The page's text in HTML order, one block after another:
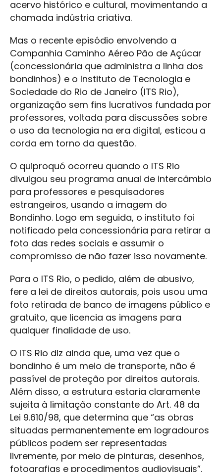
acervo histórico e cultural, movimentando a
chamada indústria criativa.
Mas o recente episódio envolvendo a
Companhia Caminho Aéreo Pão de Açúcar
(concessionária que administra a linha dos
bondinhos) e o Instituto de Tecnologia e
Sociedade do Rio de Janeiro (ITS Rio),
organização sem fins lucrativos fundada por
professores, voltada para discussões sobre
o uso da tecnologia na era digital, esticou a
corda em torno da questão.
O quiproquó ocorreu quando o ITS Rio
divulgou seu programa anual de intercâmbio
para professores e pesquisadores
estrangeiros, usando a imagem do
Bondinho. Logo em seguida, o instituto foi
notificado pela concessionária para retirar a
foto das redes sociais e assumir o
compromisso de não fazer isso novamente.
Para o ITS Rio, o pedido, além de abusivo,
fere a lei de direitos autorais, pois usou uma
foto retirada de banco de imagens público e
gratuito, que licencia as imagens para
qualquer finalidade de uso.
O ITS Rio diz ainda que, uma vez que o
bondinho é um meio de transporte, não é
passível de proteção por direitos autorais.
Além disso, a estrutura estaria claramente
sujeita à limitação constante do Art. 48 da
Lei 9.610/98, que determina que “as obras
situadas permanentemente em logradouros
públicos podem ser representadas
livremente, por meio de pinturas, desenhos,
fotografias e procedimentos audiovisuais”.